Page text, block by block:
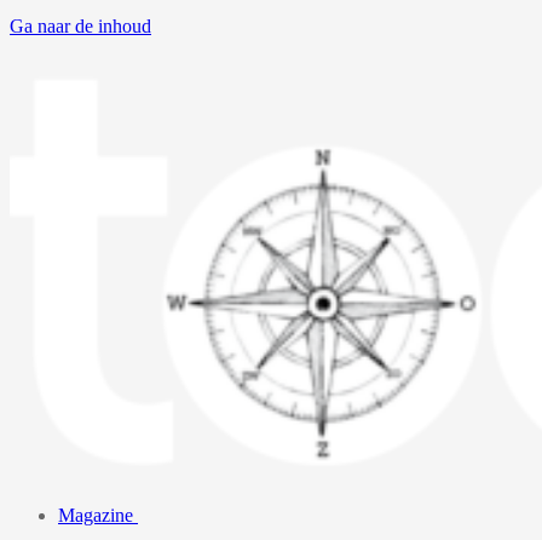
Ga naar de inhoud
Magazine